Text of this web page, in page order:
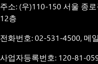
주소: (우)110-150 서울 종
12층
전화번호: 02-531-4500, 메
사업자등록번호: 120-81-